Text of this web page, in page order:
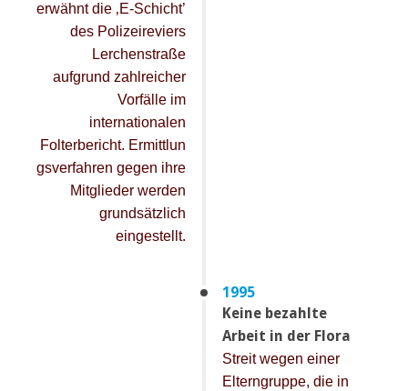
erwähnt die ‚E-Schicht’
des Polizeireviers
Lerchenstraße
aufgrund zahlreicher
Vorfälle im
internationalen
Folterbericht. Ermittlun
gsverfahren gegen ihre
Mitglieder werden
grundsätzlich
eingestellt.
1995
Keine bezahlte
Arbeit in der Flora
Streit wegen einer
Elterngruppe, die in